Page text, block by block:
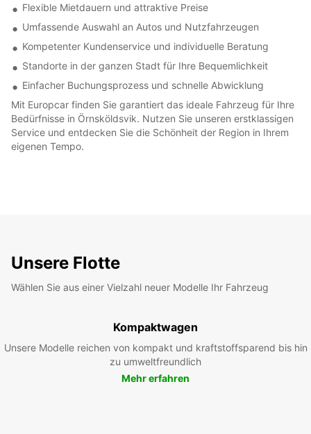
Flexible Mietdauern und attraktive Preise
Umfassende Auswahl an Autos und Nutzfahrzeugen
Kompetenter Kundenservice und individuelle Beratung
Standorte in der ganzen Stadt für Ihre Bequemlichkeit
Einfacher Buchungsprozess und schnelle Abwicklung
Mit Europcar finden Sie garantiert das ideale Fahrzeug für Ihre
Bedürfnisse in Örnsköldsvik. Nutzen Sie unseren erstklassigen
Service und entdecken Sie die Schönheit der Region in Ihrem
eigenen Tempo.
Unsere Flotte
Wählen Sie aus einer Vielzahl neuer Modelle Ihr Fahrzeug
Kompaktwagen
Unsere Modelle reichen von kompakt und kraftstoffsparend bis hin
zu umweltfreundlich
Mehr erfahren